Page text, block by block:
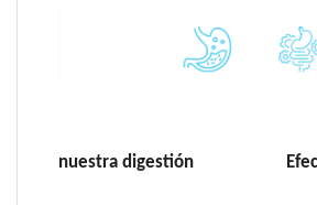
nuestra digestión